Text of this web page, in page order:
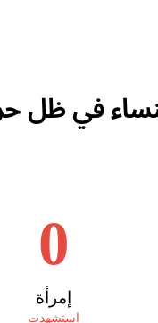
في ظل
إمرأة
0
استشهدت